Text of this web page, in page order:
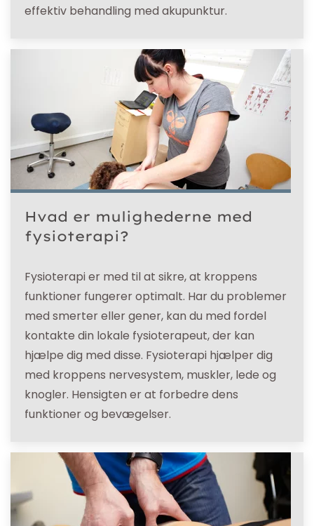
effektiv behandling med akupunktur.
Hvad er mulighederne med
fysioterapi?
Fysioterapi er med til at sikre, at kroppens
funktioner fungerer optimalt. Har du problemer
med smerter eller gener, kan du med fordel
kontakte din lokale fysioterapeut, der kan
hjælpe dig med disse. Fysioterapi hjælper dig
med kroppens nervesystem, muskler, lede og
knogler. Hensigten er at forbedre dens
funktioner og bevægelser.